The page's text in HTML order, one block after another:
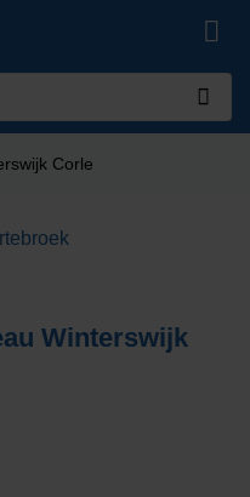
Corle
Winterswijk